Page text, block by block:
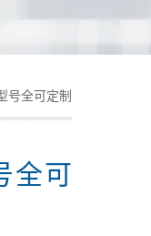
号全可定制
全可